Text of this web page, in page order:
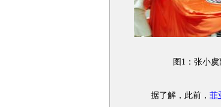
图1：张小虞副
据了解，此前， 菲